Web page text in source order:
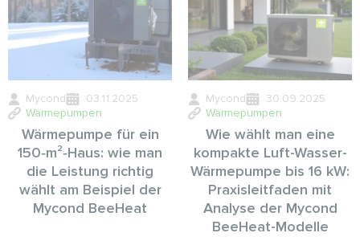
Mycond
03.11.2025
Wärmepumpen
Wärmepumpe für ein
150‑m²‑Haus: wie man
die Leistung richtig
wählt am Beispiel der
Mycond BeeHeat
Mycond
30.09.2025
Wärmepumpen
Wie wählt man eine
kompakte Luft-Wasser-
Wärmepumpe bis 16 kW:
Praxisleitfaden mit
Analyse der Mycond
BeeHeat-Modelle